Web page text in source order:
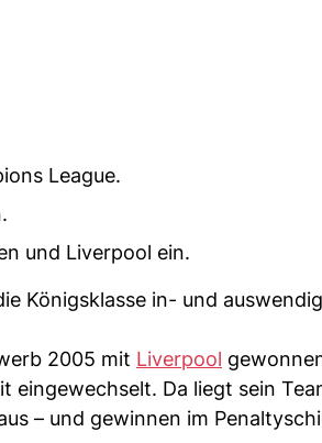
League.
und Liverpool ein.
Königsklasse in- und
2005 mit Liverpool
eingewechselt. Da liegt sein
– und gewinnen im